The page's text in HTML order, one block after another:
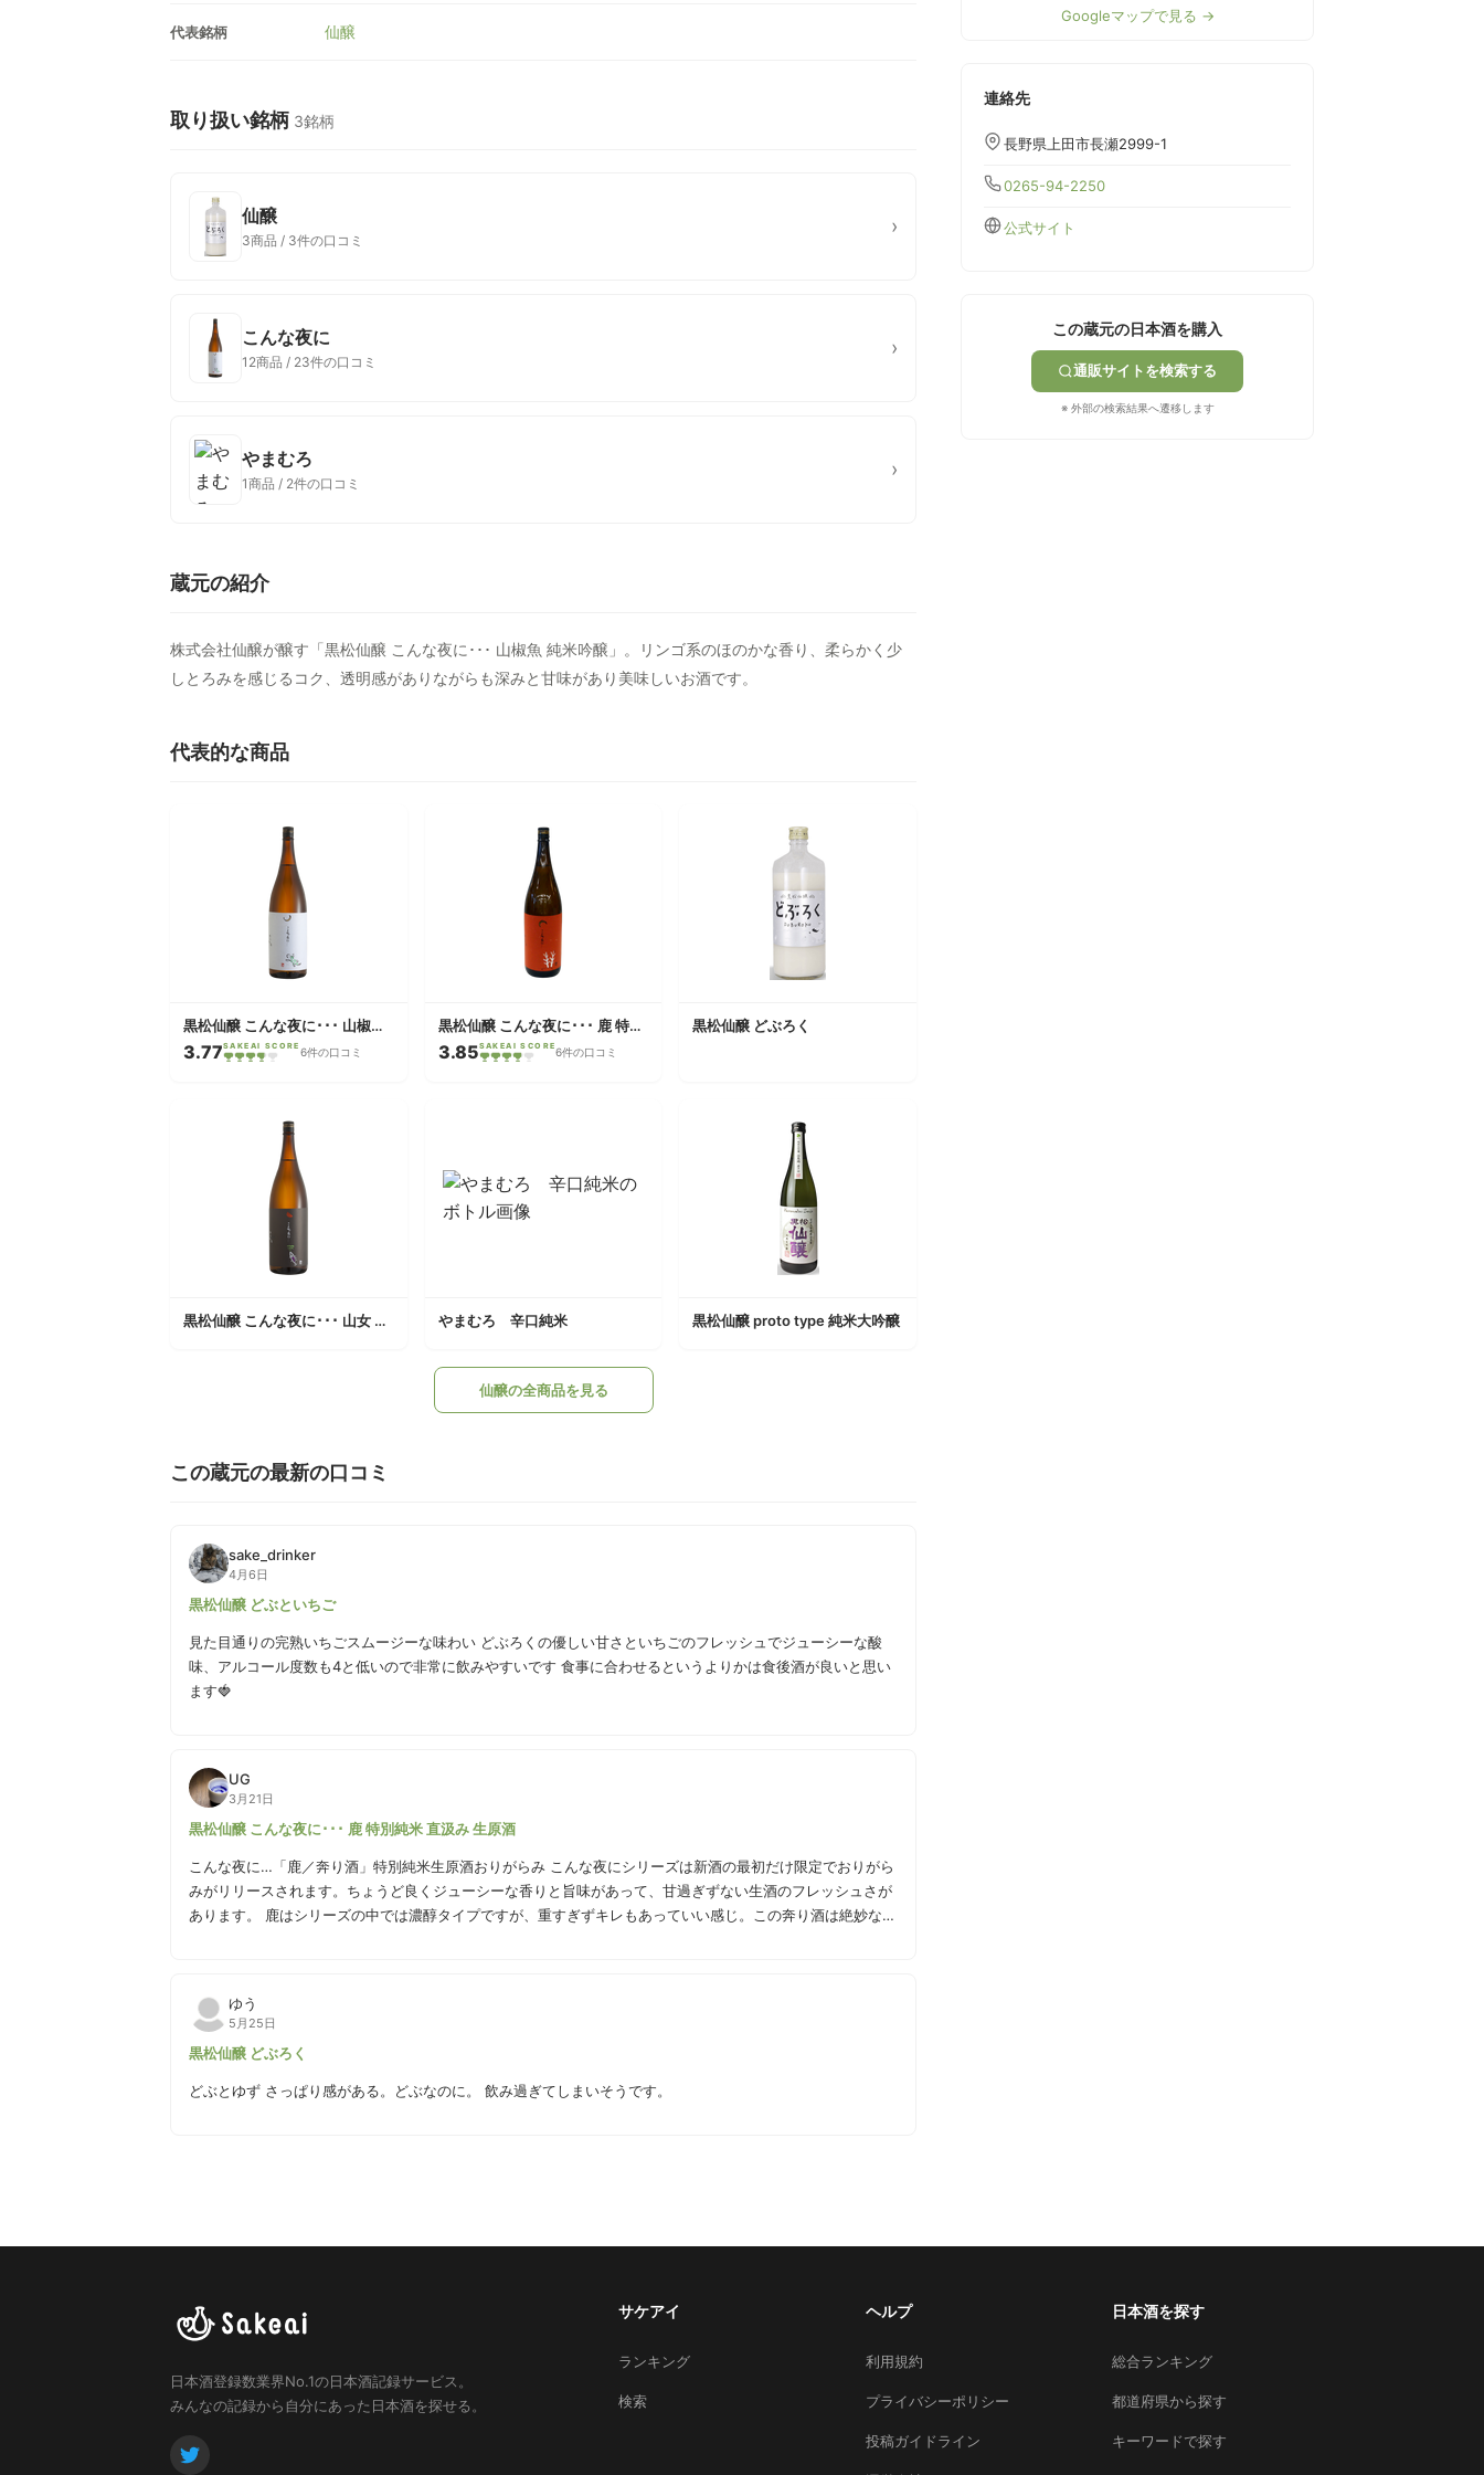
代表銘柄 仙醸
取り扱い銘柄 3銘柄
仙醸
3商品 / 3件の口コミ
›
こんな夜に
12商品 / 23件の口コミ
›
やまむろ
1商品 / 2件の口コミ
›
蔵元の紹介
株式会社仙醸が醸す「黒松仙醸 こんな夜に･･･ 山椒魚 純米吟醸」。リンゴ系のほのかな香り、柔らかく少
しとろみを感じるコク、透明感がありながらも深みと甘味があり美味しいお酒です。
代表的な商品
黒松仙醸 こんな夜に･･･ 山椒魚 純米吟醸
3.77SAKEAI SCORE 6件の口コミ
黒松仙醸 こんな夜に･･･ 鹿 特別純米 直汲み 生原酒
3.85SAKEAI SCORE6件の口コミ
黒松仙醸 どぶろく
黒松仙醸 こんな夜に･･･ 山女 純米吟醸 やまむろ 辛口純米 黒松仙醸 proto type 純米大吟醸
仙醸の全商品を見る
この蔵元の最新の口コミ
sake_drinker
4月6日
黒松仙醸 どぶといちご
見た目通りの完熟いちごスムージーな味わい どぶろくの優しい甘さといちごのフレッシュでジューシーな酸
味、アルコール度数も4と低いので非常に飲みやすいです 食事に合わせるというよりかは食後酒が良いと思い
ます🍓
UG
3月21日
黒松仙醸 こんな夜に･･･ 鹿 特別純米 直汲み 生原酒
こんな夜に…「鹿／奔り酒」特別純米生原酒おりがらみ こんな夜にシリーズは新酒の最初だけ限定でおりがら
みがリリースされます。ちょうど良くジューシーな香りと旨味があって、甘過ぎずない生酒のフレッシュさが
あります。 鹿はシリーズの中では濃醇タイプですが、重すぎずキレもあっていい感じ。この奔り酒は絶妙なガ
ゆう
5月25日
黒松仙醸 どぶろく
どぶとゆず さっぱり感がある。どぶなのに。 飲み過ぎてしまいそうです。
Googleマップで見る →
連絡先
長野県上田市長瀬2999-1
0265-94-2250
公式サイト
この蔵元の日本酒を購入
通販サイトを検索する
※ 外部の検索結果へ遷移します
日本酒登録数業界No.1の日本酒記録サービス。
みんなの記録から自分にあった日本酒を探せる。
サケアイ
ランキング
検索
ヘルプ
利用規約
プライバシーポリシー
投稿ガイドライン
日本酒を探す
総合ランキング
都道府県から探す
キーワードで探す